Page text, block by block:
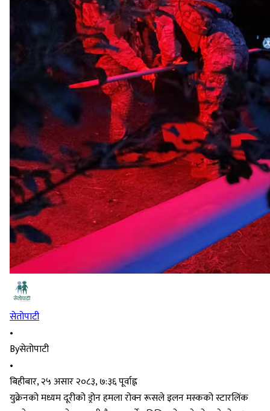
सेतोपाटी
•
Byसेतोपाटी
•
बिहीबार, २५ असार २०८३, ७:३६ पूर्वाह्न
युक्रेनको मध्यम दूरीको ड्रोन हमला रोक्न रूसले इलन मस्कको स्टारलिंक